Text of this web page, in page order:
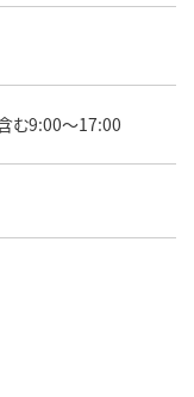
む9:00～17:00